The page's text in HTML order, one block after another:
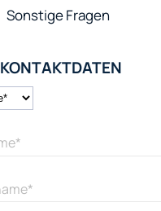
Sonstige Fragen